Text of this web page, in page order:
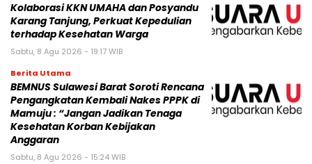
Kolaborasi KKN UMAHA dan Posyandu
Karang Tanjung, Perkuat Kepedulian
terhadap Kesehatan Warga
Sabtu, 8 Agu 2026 - 19:17 WIB
Berita Utama
BEMNUS Sulawesi Barat Soroti Rencana
Pengangkatan Kembali Nakes PPPK di
Mamuju : “Jangan Jadikan Tenaga
Kesehatan Korban Kebijakan
Anggaran
Sabtu, 8 Agu 2026 - 15:24 WIB